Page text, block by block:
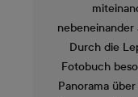
nebeneinander
Durch die
Fotobuch
Panorama